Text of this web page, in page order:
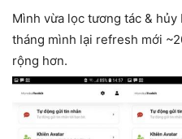
Mình vừa lọc tương tác &
tháng mình lại refresh mới
rộng hơn.